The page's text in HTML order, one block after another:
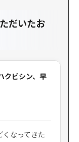
だいたお
クビシン、早
なってきた